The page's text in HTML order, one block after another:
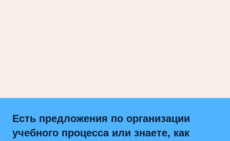
Есть предложения по организации
учебного процесса или знаете, как